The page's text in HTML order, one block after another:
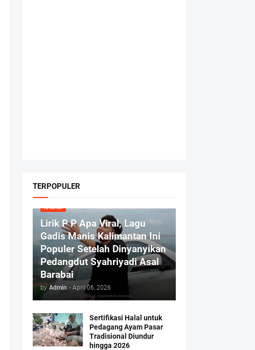
TERPOPULER
RAGAM
Lirik P P Apa Viral, Lagu
Gadis Manis Kalimantan Ini
Populer Setelah Dinyanyikan
Pedangdut Syahriyadi Asal
Barabai
by Admin - April 06, 2026
Sertifikasi Halal untuk
Pedagang Ayam Pasar
Tradisional Diundur
hingga 2026